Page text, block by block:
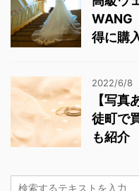
WANG
得に購
2022/6/8
【写
徒町で
も紹介